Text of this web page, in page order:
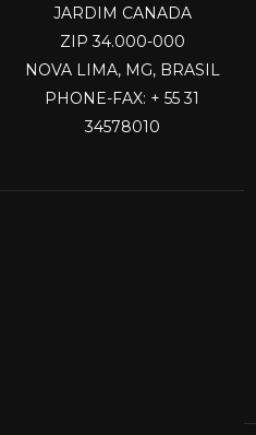
JARDIM CANADA
ZIP 34.000-000
NOVA LIMA, MG, BRASIL
PHONE-FAX: + 55 31
34578010